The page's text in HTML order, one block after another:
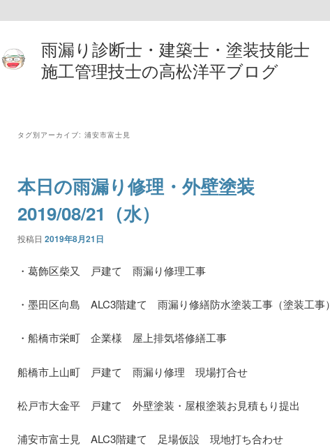
雨漏り診断士・建築士・塗装技能士
施工管理技士の高松洋平ブログ
タグ別アーカイブ: 浦安市富士見
本日の雨漏り修理・外壁塗装
2019/08/21（水）
投稿日 2019年8月21日
・葛飾区柴又 戸建て 雨漏り修理工事
・墨田区向島 ALC3階建て 雨漏り修繕防水塗装工事（塗装工事）
・船橋市栄町 企業様 屋上排気塔修繕工事
船橋市上山町 戸建て 雨漏り修理 現場打合せ
松戸市大金平 戸建て 外壁塗装・屋根塗装お見積もり提出
浦安市富士見 ALC3階建て 足場仮設 現地打ち合わせ